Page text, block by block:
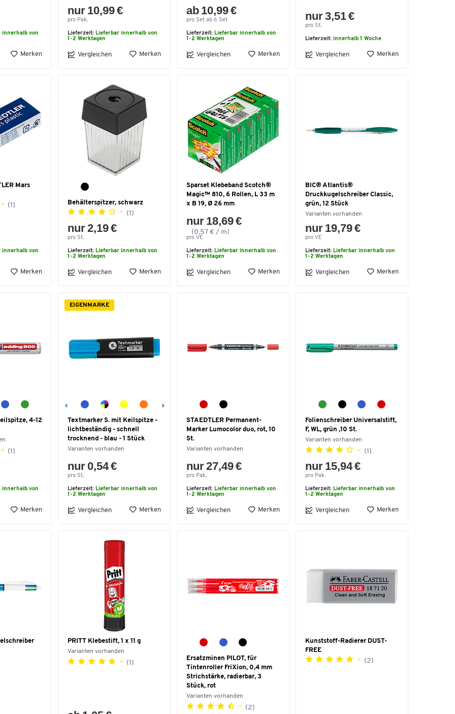
innerhalb von
Merken
nur 10,99 €
pro Pak.
Lieferzeit: Lieferbar innerhalb von
1-2 Werktagen
Vergleichen Merken
ab 10,99 €
pro Set ab 6 Set
Lieferzeit: Lieferbar innerhalb von
1-2 Werktagen
Vergleichen Merken
nur 3,51 €
pro St.
Lieferzeit: innerhalb 1 Woche
Vergleichen Merken
Mars
(1)
innerhalb von
Merken
Behälterspitzer, schwarz
(1)
nur 2,19 €
pro St.
Lieferzeit: Lieferbar innerhalb von
1-2 Werktagen
Vergleichen Merken
Sparset Klebeband Scotch®
Magic™ 810, 6 Rollen, L 33 m
x B 19, Ø 26 mm
nur 18,69 €
(0,57 € / m)
pro VE
Lieferzeit: Lieferbar innerhalb von
1-2 Werktagen
Vergleichen Merken
BIC® Atlantis®
Druckkugelschreiber Classic,
grün, 12 Stück
Varianten vorhanden
nur 19,79 €
pro VE
Lieferzeit: Lieferbar innerhalb von
1-2 Werktagen
Vergleichen Merken
4-12
(1)
innerhalb von
Merken
EIGENMARKE
Textmarker S. mit Keilspitze -
lichtbeständig - schnell
trocknend - blau - 1 Stück
Varianten vorhanden
nur 0,54 €
pro St.
Lieferzeit: Lieferbar innerhalb von
1-2 Werktagen
Vergleichen Merken
STAEDTLER Permanent-
Marker Lumocolor duo, rot, 10
St.
Varianten vorhanden
nur 27,49 €
pro Pak.
Lieferzeit: Lieferbar innerhalb von
1-2 Werktagen
Vergleichen Merken
Folienschreiber Universalstift,
F, WL, grün ,10 St.
Varianten vorhanden
(1)
nur 15,94 €
pro Pak.
Lieferzeit: Lieferbar innerhalb von
1-2 Werktagen
Vergleichen Merken
PRITT Klebestift, 1 x 11 g
Varianten vorhanden
(1)
Ersatzminen PILOT, für
Tintenroller FriXion, 0,4 mm
Strichstärke, radierbar, 3
Stück, rot
Varianten vorhanden
(2)
Kunststoff-Radierer DUST-
FREE
(2)